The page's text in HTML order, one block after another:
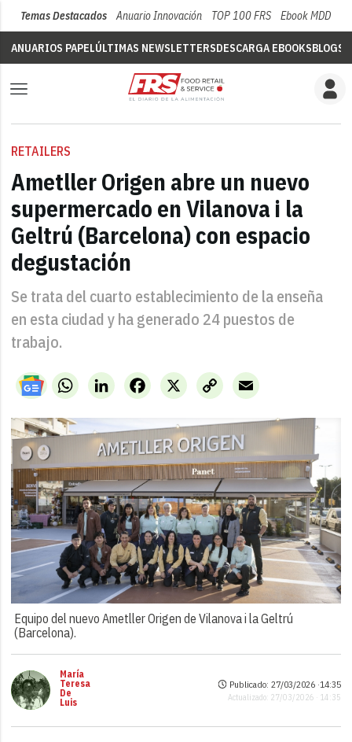
Temas Destacados Anuario Innovación TOP 100 FRS Ebook MDD
ANUARIOS PAPELÚLTIMAS NEWSLETTERSDESCARGA EBOOKSBLOGS
RETAILERS
Ametller Origen abre un nuevo
supermercado en Vilanova i la
Geltrú (Barcelona) con espacio
degustación
Se trata del cuarto establecimiento de la enseña
en esta ciudad y ha generado 24 puestos de
trabajo.
WhatsAppLinkedIn X
Facebook
Copy
Link
Email
Equipo del nuevo Ametller Origen de Vilanova i la Geltrú
(Barcelona).
María
Teresa
De
Luis
Publicado: 27/03/2026 ·14:35
Actualizado: 27/03/2026 · 14:35